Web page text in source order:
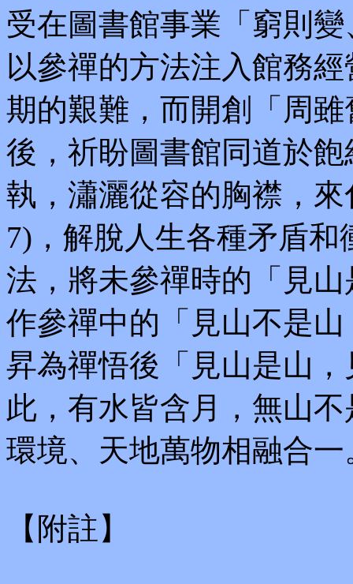
受在圖書館事業「窮則
以參禪的方法注入館務
期的艱難，而開創「周
後，祈盼圖書館同道於
執，瀟灑從容的胸襟，
7)，解脫人生各種矛盾
法，將未參禪時的「見
作參禪中的「見山不是
昇為禪悟後「見山是山
此，有水皆含月，無山
環境、天地萬物相融合一
【附註】